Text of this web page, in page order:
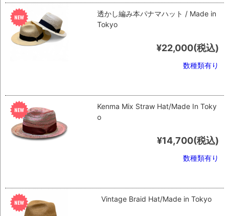
透かし編み本パナマハット / Made in
Tokyo
¥22,000(税込)
数種類有り
Kenma Mix Straw Hat/Made In Toky
o
¥14,700(税込)
数種類有り
Vintage Braid Hat/Made in Tokyo